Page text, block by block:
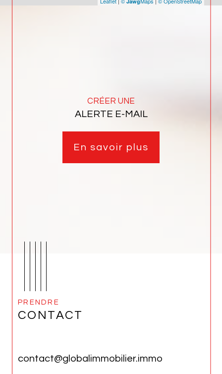
CRÉER UNE
ALERTE E-MAIL
En savoir plus
PRENDRE
CONTACT
contact@globalimmobilier.immo